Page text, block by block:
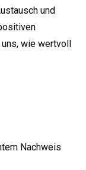
und
wie wertvoll
Nachweis